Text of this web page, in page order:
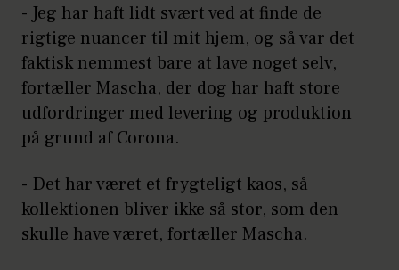
- Jeg har haft lidt svært ved at finde de
rigtige nuancer til mit hjem, og så var det
faktisk nemmest bare at lave noget selv,
fortæller Mascha, der dog har haft store
udfordringer med levering og produktion
på grund af Corona.
- Det har været et frygteligt kaos, så
kollektionen bliver ikke så stor, som den
skulle have været, fortæller Mascha.